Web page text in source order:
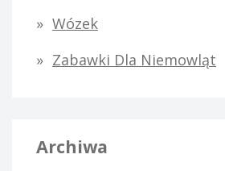
Wózek
Zabawki Dla Niemowląt
Archiwa